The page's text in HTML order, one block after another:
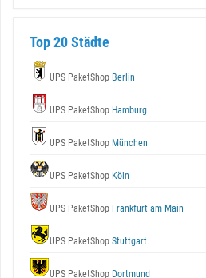
Top 20 Städte
UPS PaketShop Berlin
UPS PaketShop Hamburg
UPS PaketShop München
UPS PaketShop Köln
UPS PaketShop Frankfurt am Main
UPS PaketShop Stuttgart
UPS PaketShop Dortmund